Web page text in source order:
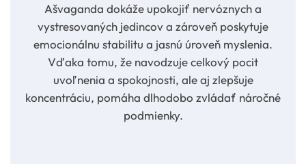
Ašvaganda dokáže upokojiť nervóznych a
vystresovaných jedincov a zároveň poskytuje
emocionálnu stabilitu a jasnú úroveň myslenia.
Vďaka tomu, že navodzuje celkový pocit
uvoľnenia a spokojnosti, ale aj zlepšuje
koncentráciu, pomáha dlhodobo zvládať náročné
podmienky.